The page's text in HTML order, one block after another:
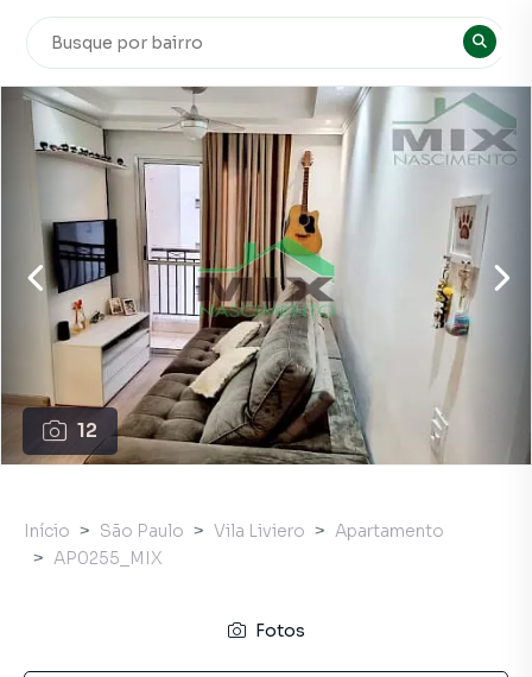
12
Início São Paulo Vila Liviero
Apartamento
AP0255_MIX
Fotos